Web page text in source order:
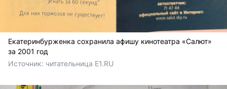
Екатеринбурженка сохранила афишу кинотеатра «Салют»
за 2001 год
Источник: читательница E1.RU